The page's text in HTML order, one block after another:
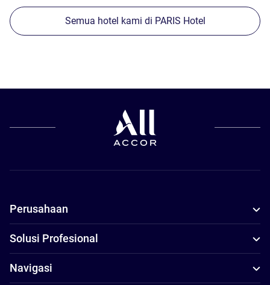
Semua hotel kami di PARIS Hotel
Perusahaan
Solusi Profesional
Navigasi